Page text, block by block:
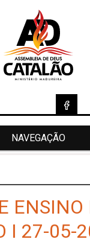
NAVEGAÇÃO
ENSINO
I 27-05-